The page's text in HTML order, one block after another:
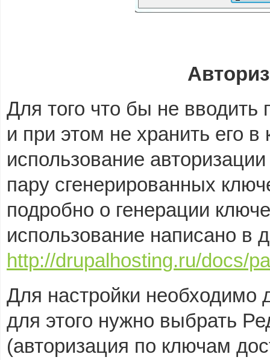
Для того что бы не
и при этом не хранить его
использование
пару сгенерированных
подробно о генерации
использование написано в
http://drupalhosting.ru/docs/
Для настройки необходимо
для этого нужно выбрать
(авторизация по ключам